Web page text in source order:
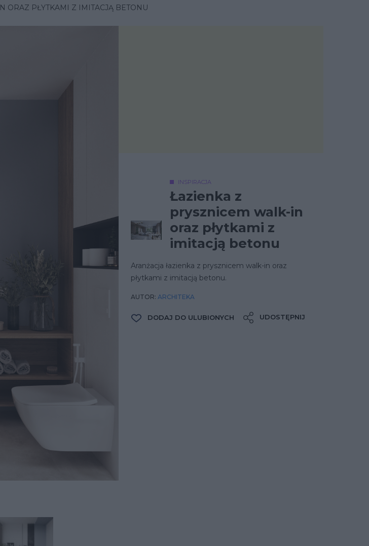
ORAZ PŁYTKAMI Z IMITACJĄ BETONU
INSPIRACJA
Łazienka z
prysznicem walk-in
oraz płytkami z
imitacją betonu
Aranżacja łazienka z prysznicem walk-in oraz
płytkami z imitacją betonu.
AUTOR: ARCHITEKA
DODAJ DO ULUBIONYCH UDOSTĘPNIJ